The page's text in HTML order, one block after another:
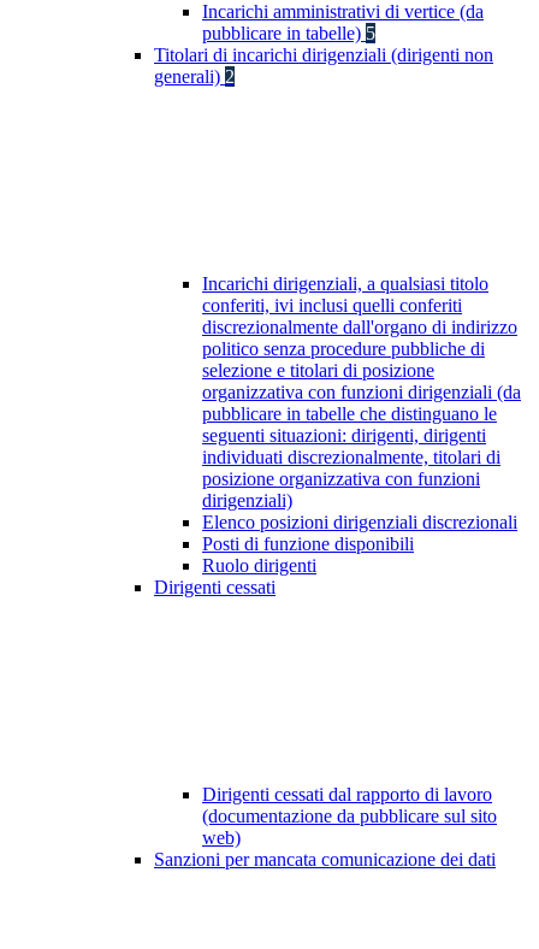
Incarichi amministrativi di vertice (da
pubblicare in tabelle) 5
Titolari di incarichi dirigenziali (dirigenti non
generali) 2
Incarichi dirigenziali, a qualsiasi titolo
conferiti, ivi inclusi quelli conferiti
discrezionalmente dall'organo di indirizzo
politico senza procedure pubbliche di
selezione e titolari di posizione
organizzativa con funzioni dirigenziali (da
pubblicare in tabelle che distinguano le
seguenti situazioni: dirigenti, dirigenti
individuati discrezionalmente, titolari di
posizione organizzativa con funzioni
dirigenziali)
Elenco posizioni dirigenziali discrezionali
Posti di funzione disponibili
Ruolo dirigenti
Dirigenti cessati
Dirigenti cessati dal rapporto di lavoro
(documentazione da pubblicare sul sito
web)
Sanzioni per mancata comunicazione dei dati